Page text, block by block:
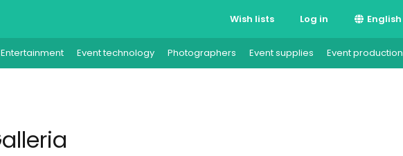
Wish lists Log in English
Suomi
Entertainment Event technology Photographers Event supplies Event production